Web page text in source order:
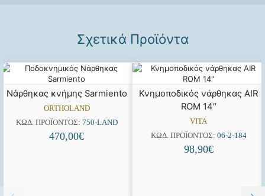
Σχετικά Προϊόντα
Νάρθηκας κνήμης Sarmiento
ORTHOLAND
ΚΩΔ. ΠΡΟΪΌΝΤΟΣ: 750-LAND
470,00€
Κνημοποδικός νάρθηκας AIR
ROM 14″
VITA
ΚΩΔ. ΠΡΟΪΌΝΤΟΣ: 06-2-184
98,90€